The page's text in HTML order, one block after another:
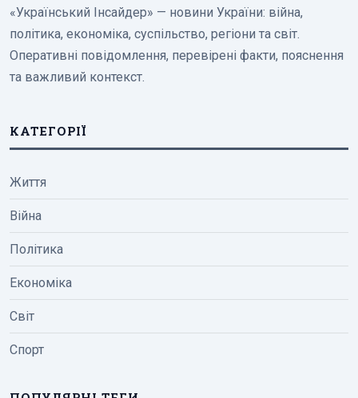
«Український Інсайдер» — новини України: війна,
політика, економіка, суспільство, регіони та світ.
Оперативні повідомлення, перевірені факти, пояснення
та важливий контекст.
КАТЕГОРІЇ
Життя
Війна
Політика
Економіка
Світ
Спорт